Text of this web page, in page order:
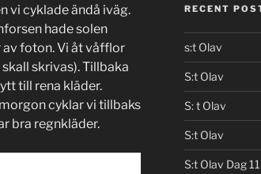
vi cyklade ändå iväg.
hade solen
foton. Vi åt våfflor
skrivas). Tillbaka
till rena kläder.
cyklar vi tillbaks
bra regnkläder.
RECENT
s:t Olav
S:t Olav
S: t Olav
S:t Olav
S:t Olav Dag 11